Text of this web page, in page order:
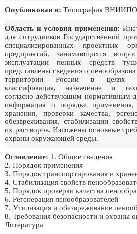
Опубликован в: Типография
Область и условия применения:
для сотрудников Государственной
специализированных проектных
предприятий, занимающихся
эксплуатации пенных средств
представлены сведения о
территории России в целях
классификация, назначение и
согласно действующим нормативным
информация о порядке применения,
хранения, проверки качества,
обезвреживания, стабилизации
их растворов. Изложены основные
охраны окружающей среды.
Оглавление: 1. Общие сведения
2. Порядок применения
3. Порядок транспортирования и
4. Стабилизация свойств
5. Порядок проверки качества
6. Регенерация пенообразователей
7. Утилизация и обезвреживание
8. Требования безопасности и охраны
Литература